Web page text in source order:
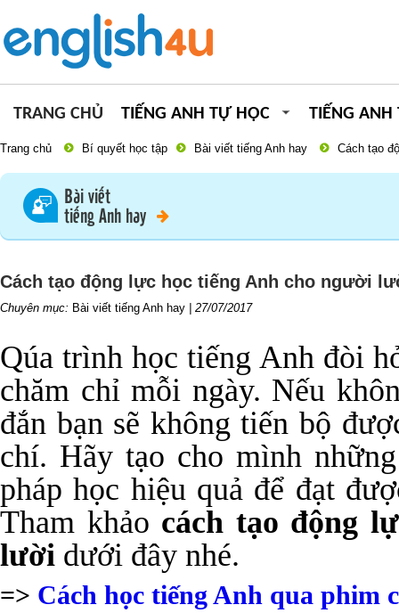
TRANG CHỦ TIẾNG ANH TỰ HỌC TIẾNG ANH
Trang chủ Bí quyết học tập Bài viết tiếng Anh hay Cách tạo
Bài viết
tiếng Anh hay
Cách tạo động lực học tiếng Anh cho người
Chuyên mục: Bài viết tiếng Anh hay 27/07/2017
Qúa trình học tiếng Anh đòi
chăm chỉ mỗi ngày. Nếu
đắn bạn sẽ không tiến bộ
chí. Hãy tạo cho mình
pháp học hiệu quả để đạt
Tham khảo cách tạo động
lười dưới đây nhé.
=> Cách học tiếng Anh qua phim